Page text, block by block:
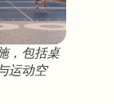
，包括桌
运动空